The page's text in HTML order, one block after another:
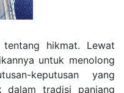
hikmat. Lewat
untuk menolong
keputusan yang
dalam tradisi panjang